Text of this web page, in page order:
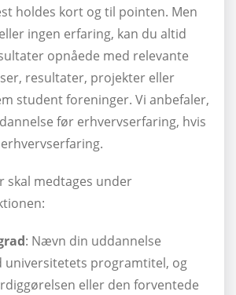
holdes kort og til pointen. Men
ingen erfaring, kan du altid
opnåede med relevante
resultater, projekter eller
student foreninger. Vi anbefaler,
før erhvervserfaring, hvis
skal medtages under
: Nævn din uddannelse
universitetets programtitel, og
eller den forventede